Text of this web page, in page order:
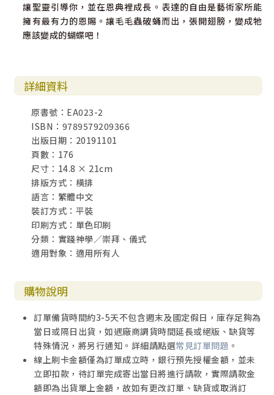
讓聖靈引導你，並在恩典裡成長。表達的自由是藝術家所能
擁有最有力的恩賜。讓毛毛蟲破蛹而出，張開翅膀，變成牠
應該變成的蝴蝶吧！
詳細資料
原書號：EA023-2
ISBN：9789579209366
出版日期：20191101
頁數：176
尺寸：14.8 × 21cm
排版方式：橫排
語言：繁體中文
裝訂方式：平裝
印刷方式：單色印刷
分類：實踐神學／崇拜、儀式
適用對象：適用所有人
購物說明
訂單備貨時間約3-5天不包含週末及國定假日，庫存足夠為
當日或隔日出貨，如遇廠商調貨時間延長或絕版、缺貨等
特殊情況，將另行通知。詳細請點選常見訂單問題 。
線上刷卡金額僅為訂單成立時，銀行預先授權金額，並未
立即扣款，待訂單完成寄出當日將進行請款，實際請款金
額即為出貨單上金額，故如有更改訂單、缺貨或取消訂